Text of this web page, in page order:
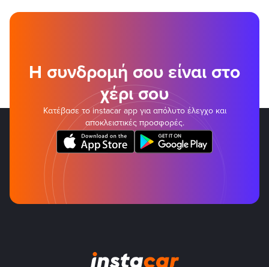
Η συνδρομή σου είναι στο
χέρι σου
Κατέβασε το instacar app για απόλυτο έλεγχο και
αποκλειστικές προσφορές.